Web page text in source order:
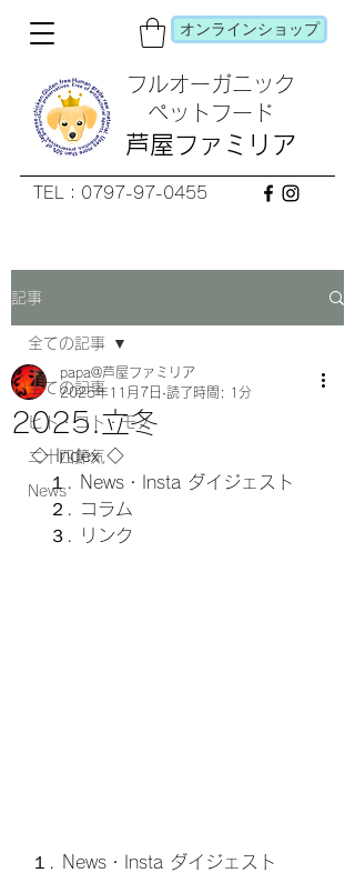
フルオーガニック
​ペットフード
芦屋ファミリア
TEL：0797-97-0455
オンラインショップ
記事
全ての記事
ヒト・コト・モノ
二十四節気
News
全ての記事
2025.立冬
papa@芦屋ファミリア
2025年11月7日 読了時間: 1分
◇ Index ◇
１. News・Insta ダイジェスト
２. コラム
３. リンク
１. News・Insta ダイジェスト